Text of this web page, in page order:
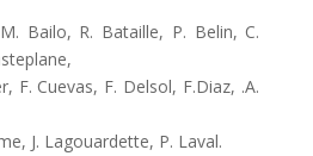
Bailo, R. Bataille, P. Belin, C.
F. Cuevas, F. Delsol, F.Diaz, .A.
J. Lagouardette, P. Laval.